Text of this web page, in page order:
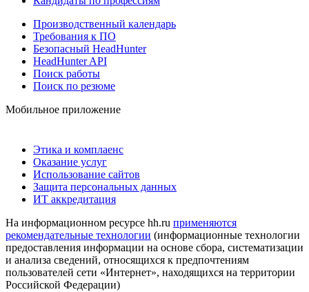
Производственный календарь
Требования к ПО
Безопасный HeadHunter
HeadHunter API
Поиск работы
Поиск по резюме
Мобильное приложение
Этика и комплаенс
Оказание услуг
Использование сайтов
Защита персональных данных
ИТ аккредитация
На информационном ресурсе hh.ru применяются
рекомендательные технологии (информационные технологии
предоставления информации на основе сбора, систематизации
и анализа сведений, относящихся к предпочтениям
пользователей сети «Интернет», находящихся на территории
Российской Федерации)